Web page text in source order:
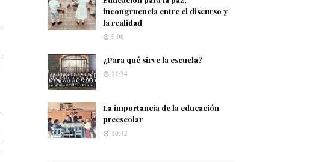
incongruencia entre el discurso y
la realidad
9:06
¿Para qué sirve la escuela?
11:34
La importancia de la educación
preescolar
10:42